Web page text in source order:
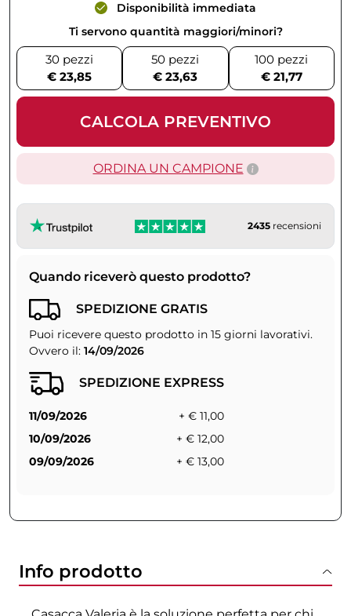
Disponibilità immediata
Ti servono quantità maggiori/minori?
30 pezzi
€ 23,85
50 pezzi
€ 23,63
100 pezzi
€ 21,77
CALCOLA PREVENTIVO
ORDINA UN CAMPIONE
2435 recensioni
Quando riceverò questo prodotto?
SPEDIZIONE GRATIS
Puoi ricevere questo prodotto in 15 giorni lavorativi.
Ovvero il: 14/09/2026
SPEDIZIONE EXPRESS
11/09/2026
+ € 11,00
10/09/2026
+ € 12,00
09/09/2026
+ € 13,00
Info prodotto